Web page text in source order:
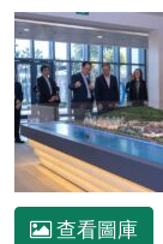
查看圖庫